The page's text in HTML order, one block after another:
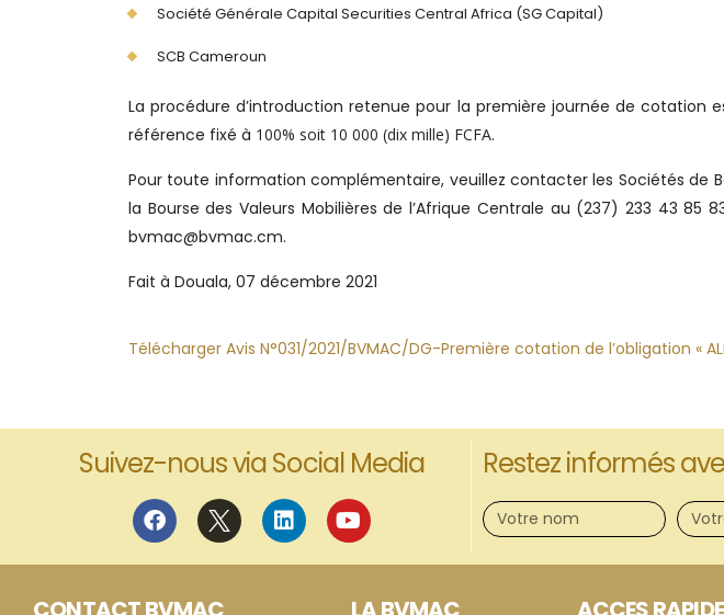
Société Générale Capital Securities Central Africa (SG Capital)
SCB Cameroun
La procédure d’introduction retenue pour la première journée de cotation
référence fixé à 100% soit 10 000 (dix mille) FCFA.
Pour toute information complémentaire, veuillez contacter les Sociétés de
la Bourse des Valeurs Mobilières de l’Afrique Centrale au (237) 233 43 85
bvmac@bvmac.cm.
Fait à Douala, 07 décembre 2021
Télécharger Avis N°031/2021/BVMAC/DG-Première cotation de l’obligation «
Suivez-nous via Social Media Restez informés